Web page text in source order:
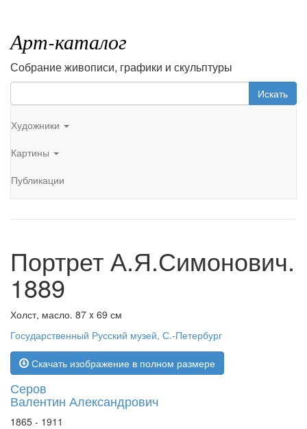
Арт-каталог
Собрание живописи, графики и скульптуры
Искать
Художники
Картины
Публикации
Портрет А.Я.Симонович.
1889
Холст, масло. 87 x 69 см
Государственный Русский музей, С.-Петербург
Скачать изображение в полном размере
Серов
Валентин Александрович
1865 - 1911